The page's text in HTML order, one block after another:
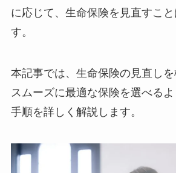
に応じて、生命保険を見直すこ
す。
本記事では、生命保険の見直しを
スムーズに最適な保険を選べる
手順を詳しく解説します。